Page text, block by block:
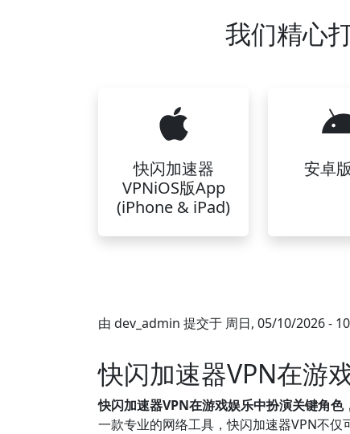
我们精心
快闪加速器
VPNiOS版App
(iPhone & iPad)
安卓
由 dev_admin 提交于 周日, 05/10/2026 -
快闪加速器VPN在游
快闪加速器VPN在游戏娱乐中扮演关键角色
一款专业的网络工具，快闪加速器VPN不